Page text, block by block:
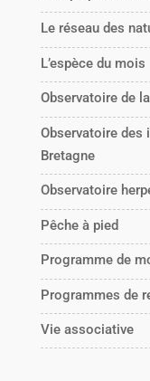
Le réseau des
L’espèce du mois
Observatoire de
Observatoire des
Bretagne
Observatoire
Pêche à pied
Programme de
Programmes de
Vie associative